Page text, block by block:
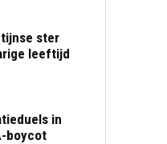
ster
leeftijd
in
boycot